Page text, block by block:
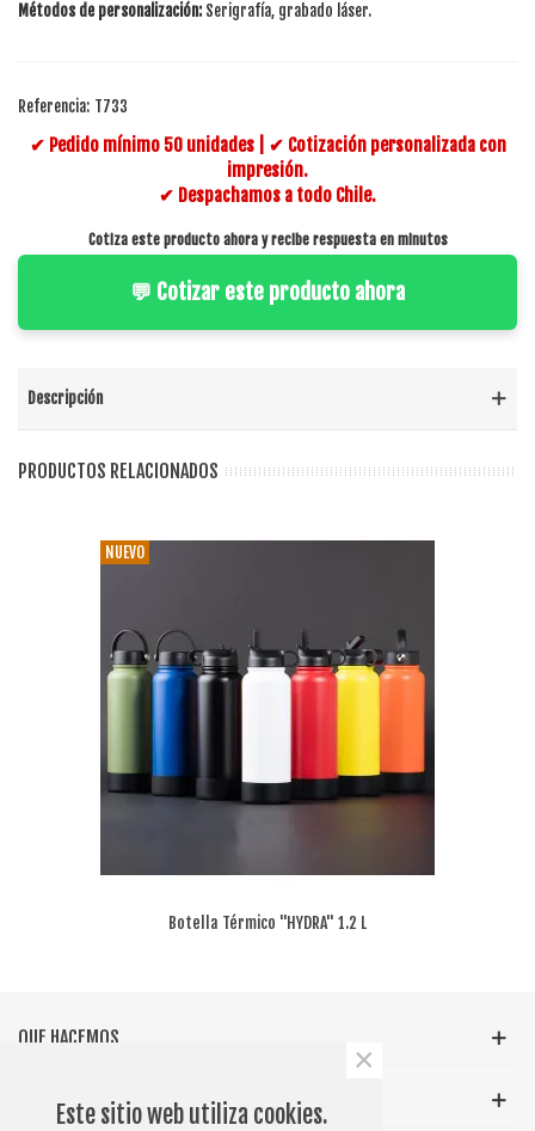
Métodos de personalización: Serigrafía, grabado láser.
Referencia: T733
✔ Pedido mínimo 50 unidades | ✔ Cotización personalizada con
impresión.
✔ Despachamos a todo Chile.
Cotiza este producto ahora y recibe respuesta en minutos
💬 Cotizar este producto ahora
Descripción
PRODUCTOS RELACIONADOS
NUEVO
Botella Térmico "HYDRA" 1.2 L
QUE HACEMOS
INFORMACIÓN GENERAL
Este sitio web utiliza cookies.
×